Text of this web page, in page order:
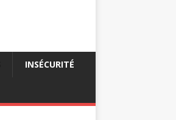
INSÉCURITÉ